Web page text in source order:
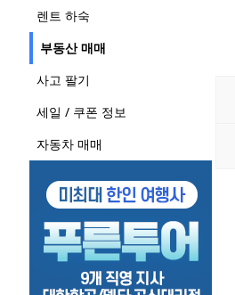
렌트 하숙
부동산 매매
사고 팔기
세일 / 쿠폰 정보
자동차 매매